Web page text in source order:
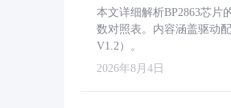
本文详细解析BP2863芯片
数对照表。内容涵盖驱动
V1.2）。
2026年8月4日